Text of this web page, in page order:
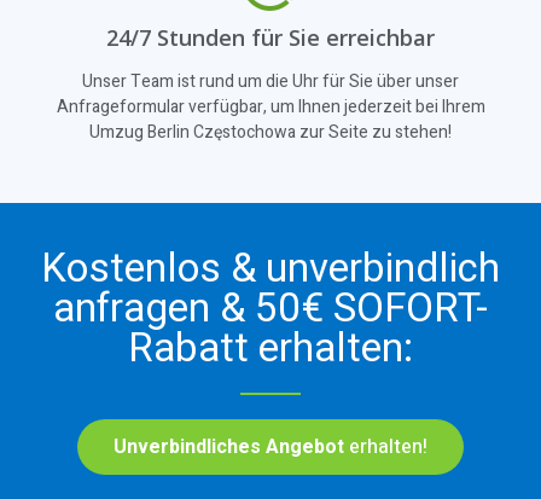
24/7 Stunden für Sie erreichbar
Unser Team ist rund um die Uhr für Sie über unser
Anfrageformular verfügbar, um Ihnen jederzeit bei Ihrem
Umzug Berlin Częstochowa zur Seite zu stehen!
Kostenlos & unverbindlich
anfragen & 50€ SOFORT-
Rabatt erhalten:
Unverbindliches Angebot erhalten!